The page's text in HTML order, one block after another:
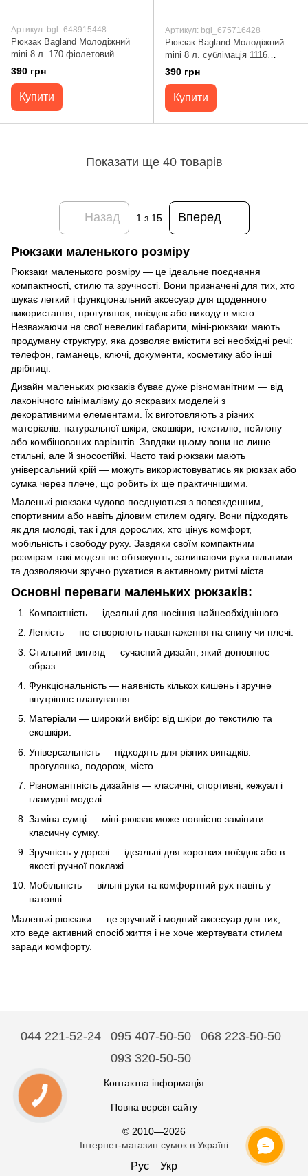
Артикул: bgl_648915448
Рюкзак Bagland Молодіжний
mini 8 л. 170 фіолетовий
(0050866) 648915448
390 грн
Купити
Артикул: bgl_675716428
Рюкзак Bagland Молодіжний
mini 8 л. сублімація 1116
(00508664) 675716428
390 грн
Купити
Показати ще 40 товарів
Назад 1 з 15 Вперед
Рюкзаки маленького розміру
Рюкзаки маленького розміру — це ідеальне поєднання
компактності, стилю та зручності. Вони призначені для тих, хто
шукає легкий і функціональний аксесуар для щоденного
використання, прогулянок, поїздок або виходу в місто.
Незважаючи на свої невеликі габарити, міні-рюкзаки мають
продуману структуру, яка дозволяє вмістити всі необхідні речі:
телефон, гаманець, ключі, документи, косметику або інші
дрібниці.
Дизайн маленьких рюкзаків буває дуже різноманітним — від
лаконічного мінімалізму до яскравих моделей з
декоративними елементами. Їх виготовляють з різних
матеріалів: натуральної шкіри, екошкіри, текстилю, нейлону
або комбінованих варіантів. Завдяки цьому вони не лише
стильні, але й зносостійкі. Часто такі рюкзаки мають
універсальний крій — можуть використовуватись як рюкзак або
сумка через плече, що робить їх ще практичнішими.
Маленькі рюкзаки чудово поєднуються з повсякденним,
спортивним або навіть діловим стилем одягу. Вони підходять
як для молоді, так і для дорослих, хто цінує комфорт,
мобільність і свободу руху. Завдяки своїм компактним
розмірам такі моделі не обтяжують, залишаючи руки вільними
та дозволяючи зручно рухатися в активному ритмі міста.
Основні переваги маленьких рюкзаків:
Компактність — ідеальні для носіння найнеобхіднішого.
Легкість — не створюють навантаження на спину чи плечі.
Стильний вигляд — сучасний дизайн, який доповнює
образ.
Функціональність — наявність кількох кишень і зручне
внутрішнє планування.
Матеріали — широкий вибір: від шкіри до текстилю та
екошкіри.
Універсальність — підходять для різних випадків:
прогулянка, подорож, місто.
Різноманітність дизайнів — класичні, спортивні, кежуал і
гламурні моделі.
Заміна сумці — міні-рюкзак може повністю замінити
класичну сумку.
Зручність у дорозі — ідеальні для коротких поїздок або в
якості ручної поклажі.
Мобільність — вільні руки та комфортний рух навіть у
натовпі.
Маленькі рюкзаки — це зручний і модний аксесуар для тих,
хто веде активний спосіб життя і не хоче жертвувати стилем
заради комфорту.
044 221-52-24 095 407-50-50
068 223-50-50
093 320-50-50
Контактна інформація
Повна версія сайту
© 2010—2026
Інтернет-магазин сумок в Україні
Рус Укр